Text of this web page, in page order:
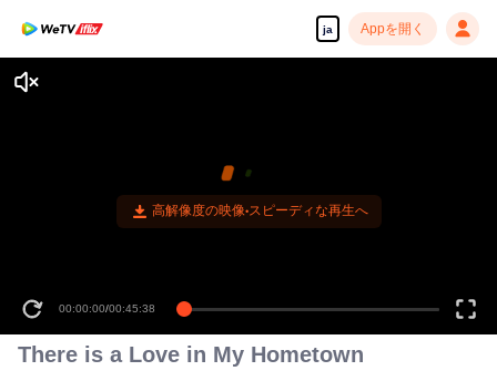
ja Appを開く
00:00:00/00:45:38
There is a Love in My Hometown